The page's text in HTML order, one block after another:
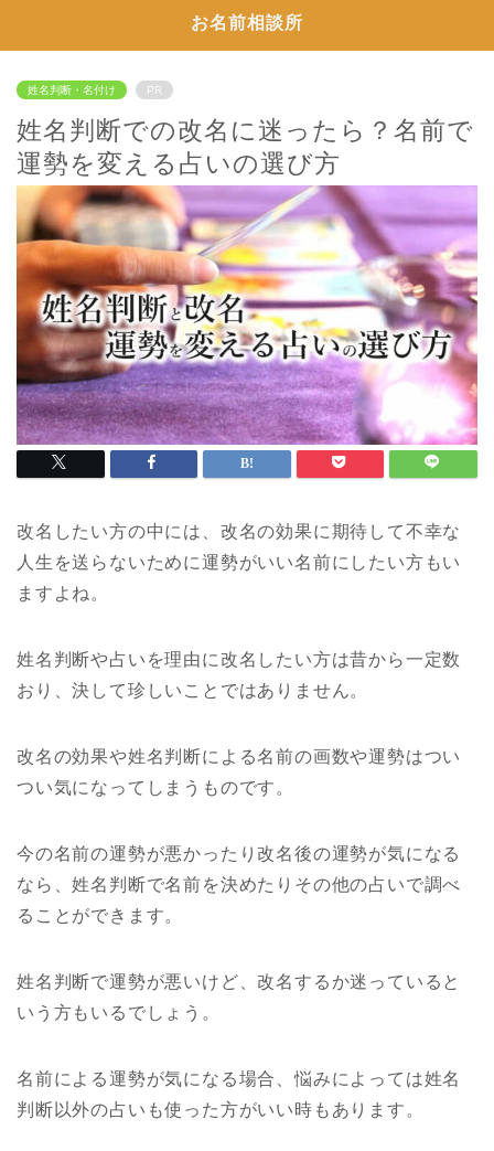
お名前相談所
姓名判断・名付け PR
姓名判断での改名に迷ったら？名前で
運勢を変える占いの選び方
改名したい方の中には、改名の効果に期待して不幸な
人生を送らないために運勢がいい名前にしたい方もい
ますよね。
姓名判断や占いを理由に改名したい方は昔から一定数
おり、決して珍しいことではありません。
改名の効果や姓名判断による名前の画数や運勢はつい
つい気になってしまうものです。
今の名前の運勢が悪かったり改名後の運勢が気になる
なら、姓名判断で名前を決めたりその他の占いで調べ
ることができます。
姓名判断で運勢が悪いけど、改名するか迷っていると
いう方もいるでしょう。
名前による運勢が気になる場合、悩みによっては姓名
判断以外の占いも使った方がいい時もあります。